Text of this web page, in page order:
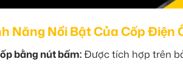
Năng Nổi Bật Của Cốp Điện
bằng nút bấm:Được tích hợp trên